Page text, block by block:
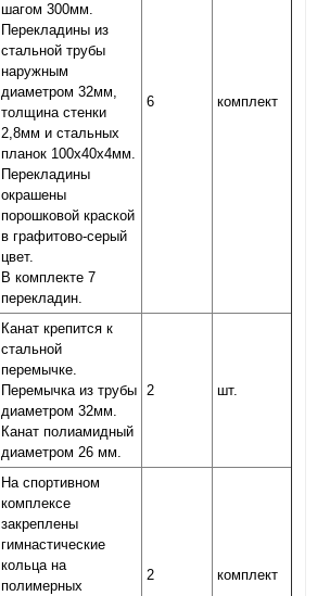
шагом 300мм.
Перекладины из
стальной трубы
наружным
диаметром 32мм,
толщина стенки
2,8мм и стальных
планок 100х40х4мм.
Перекладины
окрашены
порошковой краской
в графитово-серый
цвет.
В комплекте 7
перекладин.
6 комплект
Канат крепится к
стальной
перемычке.
Перемычка из трубы
диаметром 32мм.
Канат полиамидный
диаметром 26 мм.
2 шт.
На спортивном
комплексе
закреплены
гимнастические
кольца на
полимерных
2 комплект